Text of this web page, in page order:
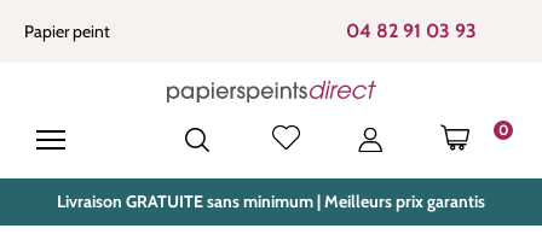
principal
Papier peint 04 82 91 03 93
0
LE
Livraison GRATUITE sans minimum | Meilleurs prix garantis